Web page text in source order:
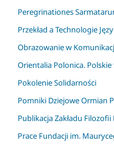
Peregrinationes
Przekład a Technologie
Obrazowanie w
Orientalia Polonica.
Pokolenie Solidarności
Pomniki Dziejowe Ormian
Publikacja Zakładu Filozofii
Prace Fundacji im.